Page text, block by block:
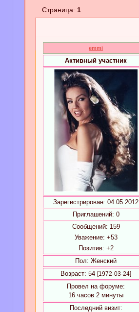
Страница:1
emmi
Активный участник
Зарегистрирован: 04.05.2012
Приглашений: 0
Сообщений: 159
Уважение: +53
Позитив: +2
Пол: Женский
Возраст: 54 [1972-03-24]
Провел на форуме:
16 часов 2 минуты
Последний визит: